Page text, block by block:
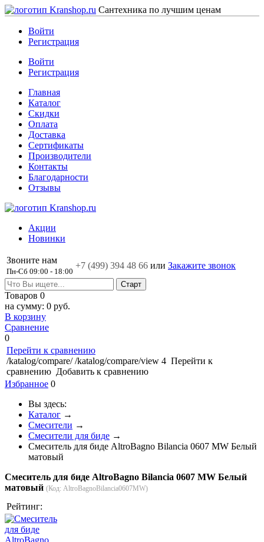
Сантехника по лучшим ценам
Войти
Регистрация
Войти
Регистрация
Главная
Каталог
Скидки
Оплата
Доставка
Сертификаты
Производители
Контакты
Благодарности
Отзывы
Акции
Новинки
Звоните нам
Пн-Сб 09:00 - 18:00
+7 (499) 394 48 66 или Закажите звонок
Товаров 0
на сумму: 0 руб.
В корзину
Сравнение
0
Перейти к сравнению
/katalog/compare/ /katalog/compare/view 4 Перейти к
сравнению Добавить к сравнению
Избранное 0
Вы здесь:
Каталог →
Смесители →
Смесители для биде →
Смеситель для биде AltroBagno Bilancia 0607 MW Белый
матовый
Смеситель для биде AltroBagno Bilancia 0607 MW Белый
матовый (Код: AltroBagnoBilancia0607MW)
Рейтинг: